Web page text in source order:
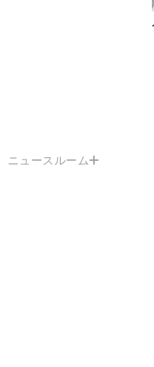
ニュースルーム